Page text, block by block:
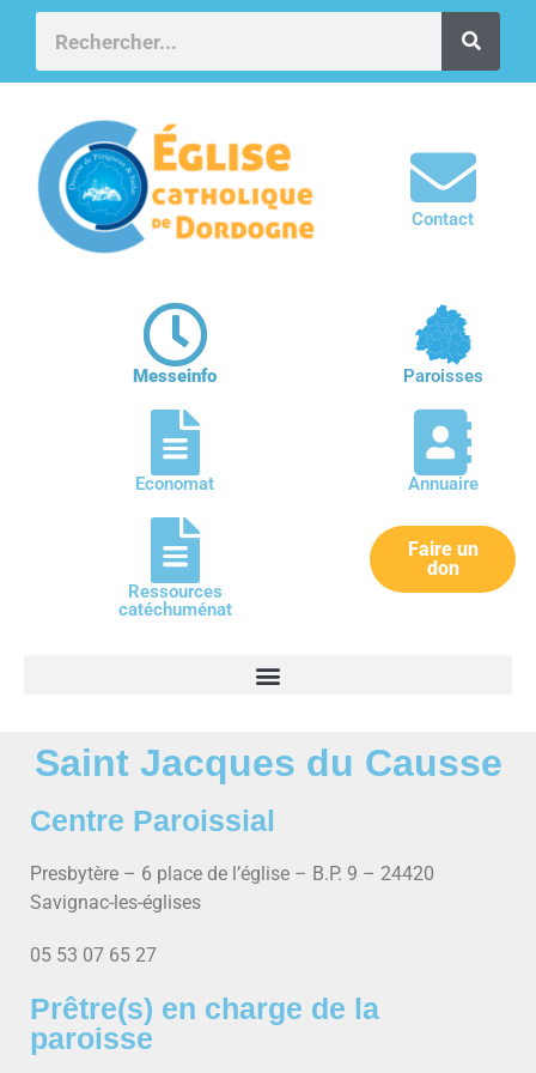
Contact
Messeinfo Paroisses
Economat Annuaire
Ressources
catéchuménat
Faire un
don
Saint Jacques du Causse
Centre Paroissial
Presbytère – 6 place de l’église – B.P. 9 – 24420
Savignac-les-églises
05 53 07 65 27
Prêtre(s) en charge de la
paroisse